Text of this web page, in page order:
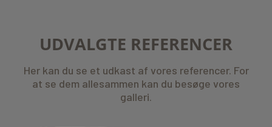
UDVALGTE REFERENCER
Her kan du se et udkast af vores referencer. For
at se dem allesammen kan du besøge vores
galleri.